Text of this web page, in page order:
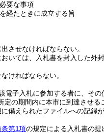
要な事項
経たときに成立する旨
させなければならない。
おいては、入札書を封入した外
ければならない。
電子入札に参加する者に、そ
の期間内に本市に到達させる
備えられたファイルへの記録
条第1項の規定による入札書の提